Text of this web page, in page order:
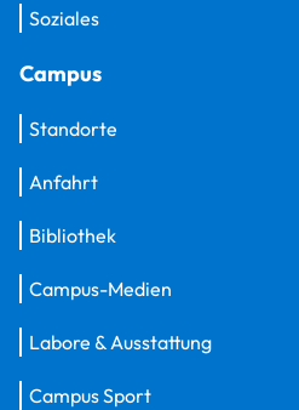
Soziales
Campus
Standorte
Anfahrt
Bibliothek
Campus-Medien
Labore & Ausstattung
Campus Sport